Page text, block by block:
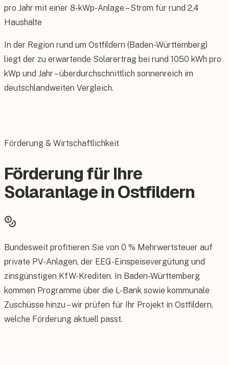
pro Jahr mit einer 8-kWp-Anlage – Strom für rund 2,4
Haushalte
In der Region rund um Ostfildern (Baden-Württemberg)
liegt der zu erwartende Solarertrag bei rund 1050 kWh pro
kWp und Jahr – überdurchschnittlich sonnenreich im
deutschlandweiten Vergleich.
Förderung & Wirtschaftlichkeit
Förderung für Ihre
Solaranlage in Ostfildern
Bundesweit profitieren Sie von 0 % Mehrwertsteuer auf
private PV-Anlagen, der EEG-Einspeisevergütung und
zinsgünstigen KfW-Krediten. In Baden-Württemberg
kommen Programme über die L-Bank sowie kommunale
Zuschüsse hinzu – wir prüfen für Ihr Projekt in Ostfildern,
welche Förderung aktuell passt.